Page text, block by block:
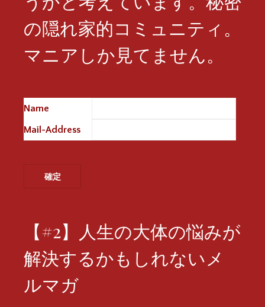
の隠れ家的コミュニティ。
マニアしか見てません。
Name
Mail-Address
【#2】人生の大体の悩みが
解決するかもしれないメ
ルマガ